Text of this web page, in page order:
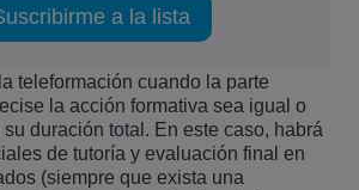
teleformación cuando la parte
la acción formativa sea igual o
duración total. En este caso, habrá
de tutoría y evaluación final en
(siempre que exista una